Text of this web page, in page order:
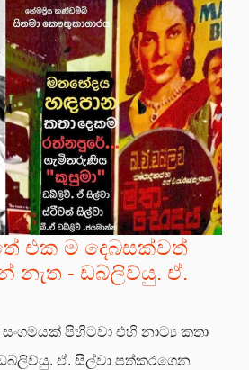
එක ම දෙබසක්වත්
නැත - ඩබ්ලිව්යු. ඒ.
සංගමයක් පිහිටවා එහි නාට්‍ය කතා
ඒ. සිල්වා පත්කරගෙන